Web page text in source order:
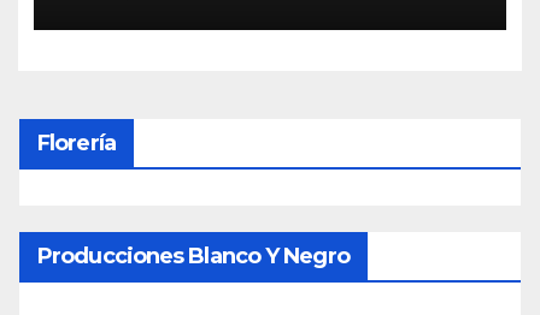
Florería
Producciones Blanco Y Negro